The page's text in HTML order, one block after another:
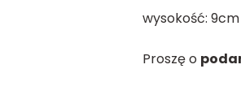
wysokość: 9cm
Proszę o